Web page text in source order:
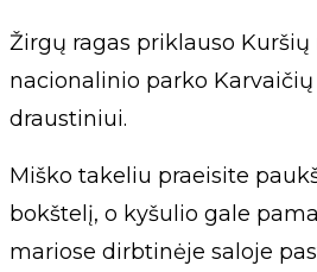
Žirgų ragas priklauso Kuršių
nacionalinio parko
draustiniui.
Miško takeliu praeisite
bokštelį, o kyšulio gale
mariose dirbtinėje saloje